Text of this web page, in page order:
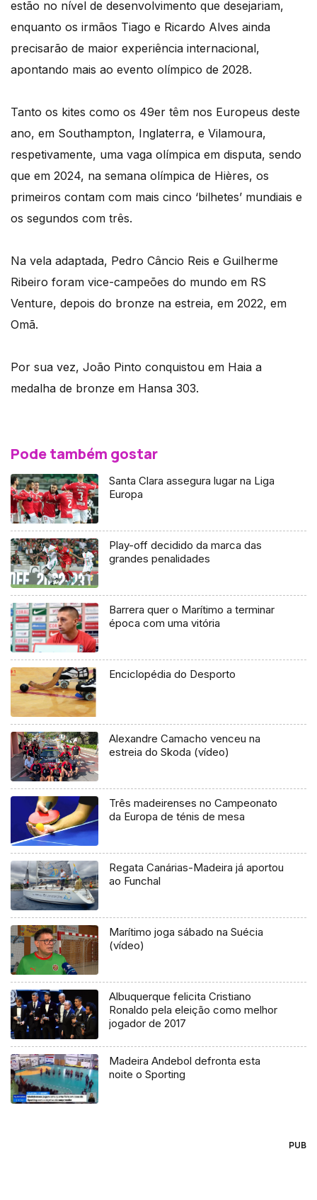
estão no nível de desenvolvimento que desejariam,
enquanto os irmãos Tiago e Ricardo Alves ainda
precisarão de maior experiência internacional,
apontando mais ao evento olímpico de 2028.
Tanto os kites como os 49er têm nos Europeus deste
ano, em Southampton, Inglaterra, e Vilamoura,
respetivamente, uma vaga olímpica em disputa, sendo
que em 2024, na semana olímpica de Hières, os
primeiros contam com mais cinco ‘bilhetes’ mundiais e
os segundos com três.
Na vela adaptada, Pedro Câncio Reis e Guilherme
Ribeiro foram vice-campeões do mundo em RS
Venture, depois do bronze na estreia, em 2022, em
Omã.
Por sua vez, João Pinto conquistou em Haia a
medalha de bronze em Hansa 303.
Pode também gostar
Santa Clara assegura lugar na Liga
Europa
Play-off decidido da marca das
grandes penalidades
Barrera quer o Marítimo a terminar
época com uma vitória
Enciclopédia do Desporto
Alexandre Camacho venceu na
estreia do Skoda (vídeo)
Três madeirenses no Campeonato
da Europa de ténis de mesa
Regata Canárias-Madeira já aportou
ao Funchal
Marítimo joga sábado na Suécia
(vídeo)
Albuquerque felicita Cristiano
Ronaldo pela eleição como melhor
jogador de 2017
Madeira Andebol defronta esta
noite o Sporting
PUB